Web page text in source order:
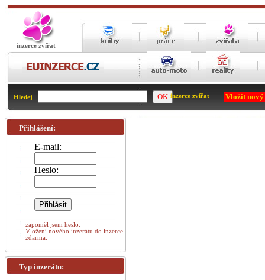
inzerce zvířat
Hledej inzerce zvířat Vložit
Přihlášení:
E-mail:
Heslo:
zapoměl jsem heslo.
Vložení nového inzerátu do inzerce
zdarma.
Typ inzerátu: